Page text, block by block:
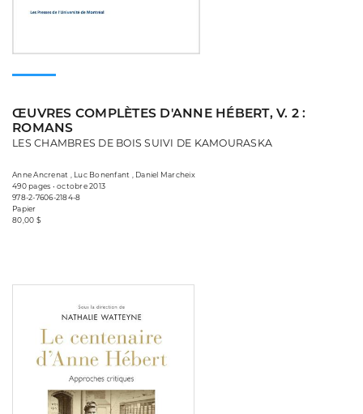
ŒUVRES COMPLÈTES D'ANNE HÉBERT, V. 2 :
ROMANS
LES CHAMBRES DE BOIS SUIVI DE KAMOURASKA
Anne Ancrenat , Luc Bonenfant , Daniel Marcheix
490 pages • octobre 2013
978-2-7606-2184-8
Papier
80,00 $